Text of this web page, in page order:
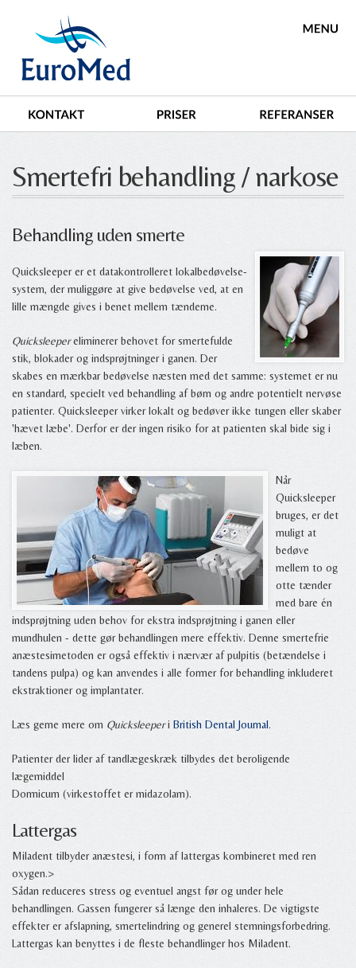
Smertefri behandling / narkose
Behandling uden smerte
Quicksleeper er et datakontrolleret lokalbedøvelse-
system, der muliggøre at give bedøvelse ved, at en
lille mængde gives i benet mellem tænderne.
Quicksleepereliminerer behovet for smertefulde
stik, blokader og indsprøjtninger i ganen. Der
skabes en mærkbar bedøvelse næsten med det samme: systemet er nu
en standard, specielt ved behandling af børn og andre potentielt nervøse
patienter. Quicksleeper virker lokalt og bedøver ikke tungen eller skaber
'hævet læbe'. Derfor er der ingen risiko for at patienten skal bide sig i
læben.
Når
Quicksleeper
bruges, er det
muligt at
bedøve
mellem to og
otte tænder
med bare én
indsprøjtning uden behov for ekstra indsprøjtning i ganen eller
mundhulen - dette gør behandlingen mere effektiv. Denne smertefrie
anæstesimetoden er også effektiv i nærvær af pulpitis (betændelse i
tandens pulpa) og kan anvendes i alle former for behandling inkluderet
ekstraktioner og implantater.
Læs gerne mere om Quicksleeperi British Dental Journal.
Patienter der lider af tandlægeskræk tilbydes det beroligende
lægemiddel
Dormicum (virkestoffet er midazolam).
Lattergas
Miladent tilbyder anæstesi, i form af lattergas kombineret med ren
oxygen.>
Sådan reduceres stress og eventuel angst før og under hele
behandlingen. Gassen fungerer så længe den inhaleres. De vigtigste
effekter er afslapning, smertelindring og generel stemningsforbedring.
Lattergas kan benyttes i de fleste behandlinger hos Miladent.